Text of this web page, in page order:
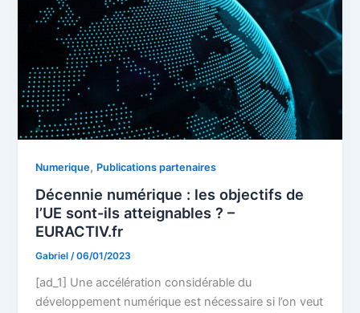
Numerique, Publications partenaires
Décennie numérique : les objectifs de
l’UE sont-ils atteignables ? –
EURACTIV.fr
Gabriel/06/01/2023
[ad_1] Une accélération considérable du
développement numérique est nécessaire si l’on veut